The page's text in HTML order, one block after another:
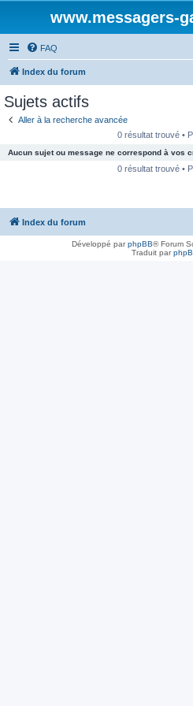
www.messagers-
FAQ
Index du forum
Sujets actifs
Aller à la recherche avancée
0 résultat trouvé •
Aucun sujet ou message ne correspond à vos
0 résultat trouvé •
Index du forum
Développé parphpBB® Forum
Traduit par